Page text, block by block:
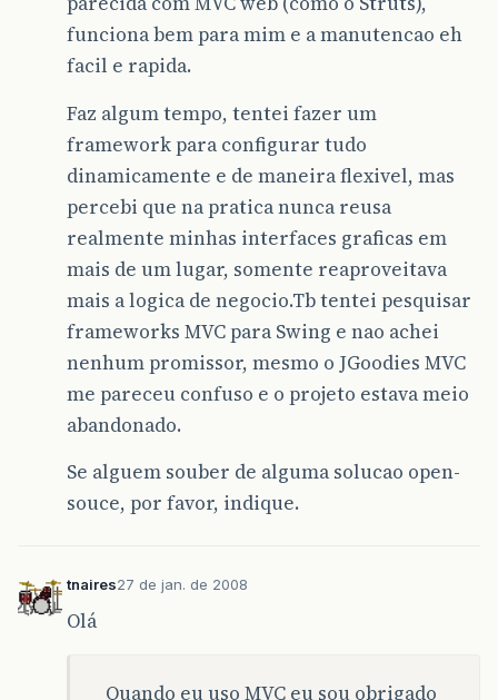
funciona bem para mim e a manutencao eh
facil e rapida.
Faz algum tempo, tentei fazer um
framework para configurar tudo
dinamicamente e de maneira flexivel, mas
percebi que na pratica nunca reusa
realmente minhas interfaces graficas em
mais de um lugar, somente reaproveitava
mais a logica de negocio.Tb tentei pesquisar
frameworks MVC para Swing e nao achei
nenhum promissor, mesmo o JGoodies MVC
me pareceu confuso e o projeto estava meio
abandonado.
Se alguem souber de alguma solucao open-
souce, por favor, indique.
tnaires27 de jan. de 2008
Olá
Quando eu uso MVC eu sou obrigado